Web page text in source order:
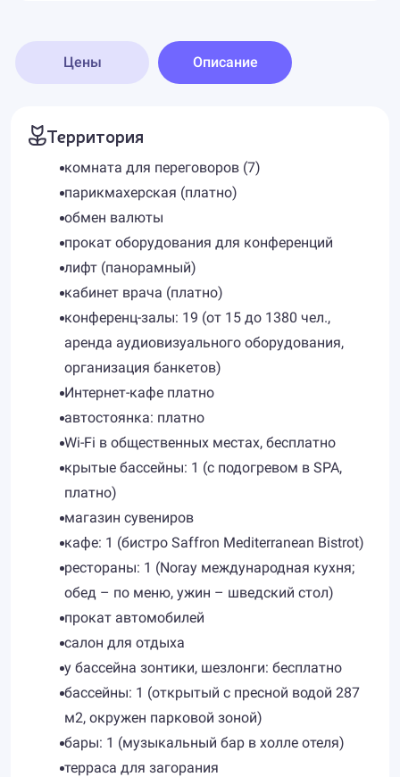
Цены Описание
Территория
комната для переговоров (7)
парикмахерская (платно)
обмен валюты
прокат оборудования для конференций
лифт (панорамный)
кабинет врача (платно)
конференц-залы: 19 (от 15 до 1380 чел.,
аренда аудиовизуального оборудования,
организация банкетов)
Интернет-кафе платно
автостоянка: платно
Wi-Fi в общественных местах, бесплатно
крытые бассейны: 1 (с подогревом в SPA,
платно)
магазин сувениров
кафе: 1 (бистро Saffron Mediterranean Bistrot)
рестораны: 1 (Noray международная кухня;
обед – по меню, ужин – шведский стол)
прокат автомобилей
салон для отдыха
у бассейна зонтики, шезлонги: бесплатно
бассейны: 1 (открытый с пресной водой 287
м2, окружен парковой зоной)
бары: 1 (музыкальный бар в холле отеля)
терраса для загорания